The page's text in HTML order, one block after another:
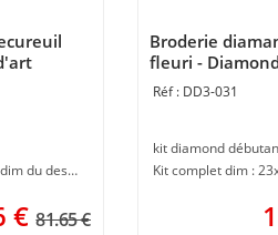
Toile adhésive et imprimée dim du dessin 27 x 38 cm
€ 81.65 €
Broderie
fleuri -
DD3-031
kit diamond
Kit complet dim :